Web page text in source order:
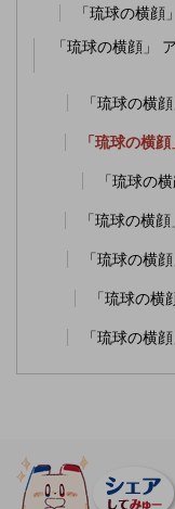
「琉球の横
「琉球の横顔」
「琉球の横
「琉球の横
「琉球の
「琉球の横
「琉球の横
「琉球の
「琉球の横